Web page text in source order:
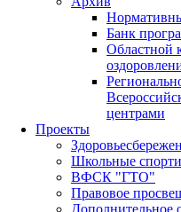
Банк
Областной
центрами
Проекты
Школьные
ВФСК "ГТО"
Правовое
Дополнительное